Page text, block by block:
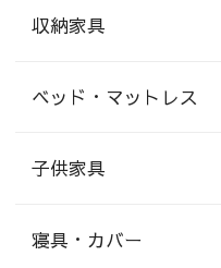
収納家具
ベッド・マットレス
子供家具
寝具・カバー